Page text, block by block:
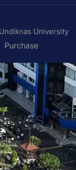
University
Purchase
a pleasant
a quality